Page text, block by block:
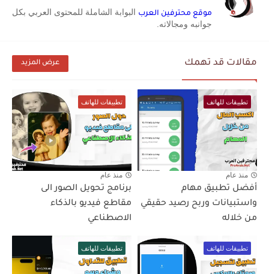
موقع محترفين العرب البوابة الشاملة للمحتوى العربي بكل
جوانبه ومجالاته.
مقالات قد تهمك عرض المزيد
تطبيقات للهاتف
منذ عام
أفضل تطبيق مهام
واستبيانات وربح رصيد حقيقي
من خلاله
تطبيقات للهاتف
منذ عام
برنامج تحويل الصور الى
مقاطع فيديو بالذكاء
الاصطناعي
تطبيقات للهاتف تطبيقات للهاتف